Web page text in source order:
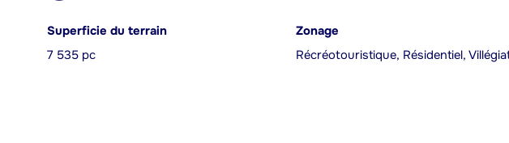
Superficie du terrain
7 535 pc
Zonage
Récréotouristique, Résidentiel,